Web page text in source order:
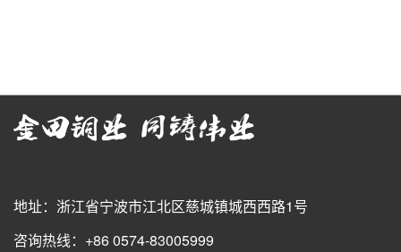
地址：浙江省宁波市江北区慈城镇城西西路1号
咨询热线：+86 0574-83005999